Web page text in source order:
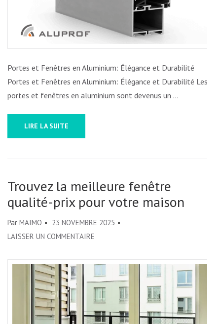
FENÊTRES
Portes et Fenêtres en Aluminium: Élégance et Durabilité
Portes et Fenêtres en Aluminium: Élégance et Durabilité Les
portes et fenêtres en aluminium sont devenus un …
LIRE LA SUITE
Trouvez la meilleure fenêtre
qualité-prix pour votre maison
Par MAIMO
23 NOVEMBRE 2025
LAISSER UN COMMENTAIRE
LA
MEILLEURE
FENÊTRE
QUALITÉ-
PRIX